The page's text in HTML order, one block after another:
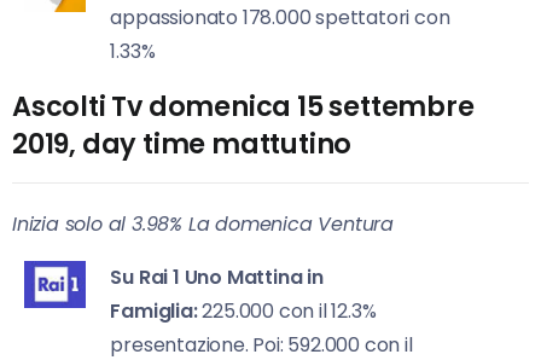
appassionato 178.000 spettatori con
1.33%
Ascolti Tv domenica 15 settembre
2019, day time mattutino
Inizia solo al 3.98% La domenica Ventura
Su Rai 1 Uno Mattina in
Famiglia:225.000 con il 12.3%
presentazione. Poi: 592.000 con il